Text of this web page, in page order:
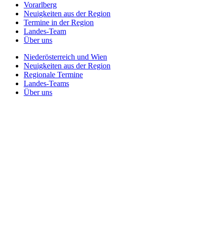
Vorarlberg
Neuigkeiten aus der Region
Termine in der Region
Landes-Team
Über uns
Niederösterreich und Wien
Neuigkeiten aus der Region
Regionale Termine
Landes-Teams
Über uns